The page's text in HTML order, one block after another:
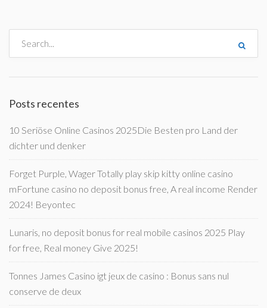
Posts recentes
10 Seriöse Online Casinos 2025Die Besten pro Land der
dichter und denker
Forget Purple, Wager Totally play skip kitty online casino
mFortune casino no deposit bonus free, A real income Render
2024! Beyontec
Lunaris, no deposit bonus for real mobile casinos 2025 Play
for free, Real money Give 2025!
Tonnes James Casino igt jeux de casino : Bonus sans nul
conserve de deux